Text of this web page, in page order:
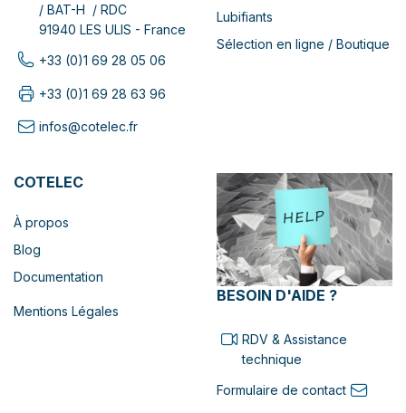
/ BAT-H / RDC
91940 LES ULIS - France
+33 (0)1 69 28 05 06
+33 (0)1 69 28 63 96
infos@cotelec.fr
Lubifiants
Sélection en ligne / Boutique
COTELEC
À propos
Blog
Documentation
Mentions Légales
BESOIN D'AIDE ?
RDV & Assistance
technique
Formulaire de contact